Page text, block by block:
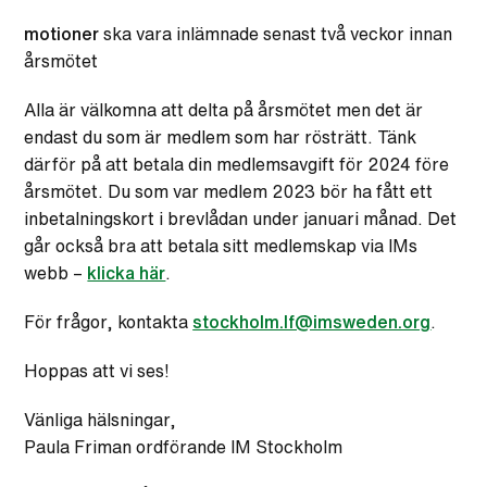
motioner ska vara inlämnade senast två veckor innan
årsmötet
Alla är välkomna att delta på årsmötet men det är
endast du som är medlem som har rösträtt. Tänk
därför på att betala din medlemsavgift för 2024 före
årsmötet. Du som var medlem 2023 bör ha fått ett
inbetalningskort i brevlådan under januari månad. Det
går också bra att betala sitt medlemskap via IMs
webb – klicka här
För frågor, kontakta stockholm.lf@imsweden.org
Hoppas att vi ses!
Vänliga hälsningar,
Paula Friman ordförande IM Stockholm